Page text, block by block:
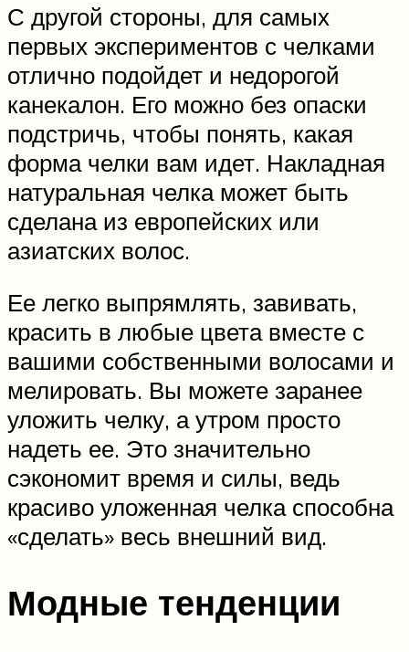
С другой стороны, для самых
первых экспериментов с челками
отлично подойдет и недорогой
канекалон. Его можно без опаски
подстричь, чтобы понять, какая
форма челки вам идет. Накладная
натуральная челка может быть
сделана из европейских или
азиатских волос.
Ее легко выпрямлять, завивать,
красить в любые цвета вместе с
вашими собственными волосами и
мелировать. Вы можете заранее
уложить челку, а утром просто
надеть ее. Это значительно
сэкономит время и силы, ведь
красиво уложенная челка способна
«сделать» весь внешний вид.
Модные тенденции